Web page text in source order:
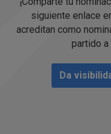
siguiente enlace
acreditan como
partido
Da